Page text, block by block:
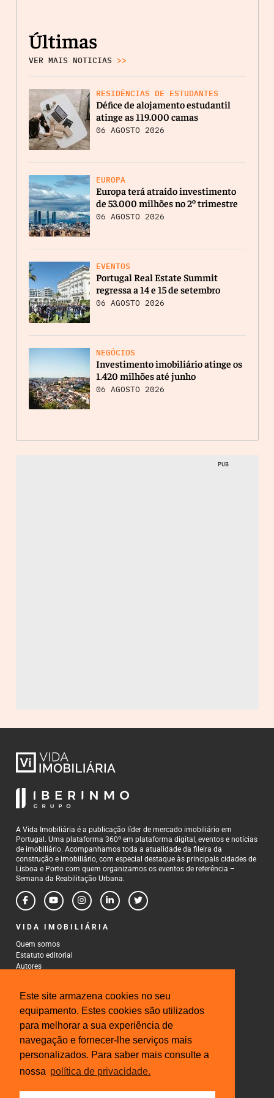
Este site armazena cookies no seu
equipamento. Estes cookies são utilizados
para melhorar a sua experiência de
navegação e fornecer-lhe serviços mais
personalizados. Para saber mais consulte a
nossa política de privacidade.
Últimas
VER MAIS NOTICIAS >>
RESIDÊNCIAS DE ESTUDANTES
Défice de alojamento estudantil
atinge as 119.000 camas
06 AGOSTO 2026
EUROPA
Europa terá atraído investimento
de 53.000 milhões no 2º trimestre
06 AGOSTO 2026
EVENTOS
Portugal Real Estate Summit
regressa a 14 e 15 de setembro
06 AGOSTO 2026
NEGÓCIOS
Investimento imobiliário atinge os
1.420 milhões até junho
06 AGOSTO 2026
PUB
A Vida Imobiliária é a publicação líder de mercado imobiliário em
Portugal. Uma plataforma 360º em plataforma digital, eventos e notícias
de imobiliário. Acompanhamos toda a atualidade da fileira da
construção e imobiliário, com especial destaque às principais cidades de
Lisboa e Porto com quem organizamos os eventos de referência –
Semana da Reabilitação Urbana.
VIDA IMOBILIÁRIA
Quem somos
Estatuto editorial
Autores
CONTACTOS
Rua Gonçalo Cristovão, 185 - 6º
4000-269 Porto
Tel: 222 085 009
Fax: 222 085 010
Email: gestao@iberinmo.com